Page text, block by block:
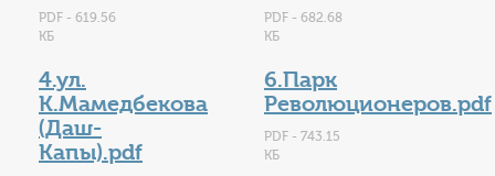
PDF - 619.56
КБ
PDF - 682.68
КБ
4.ул.
К.Мамедбекова
(Даш-
Капы).pdf
6.Парк
Революционеров.pdf
PDF - 743.15
КБ